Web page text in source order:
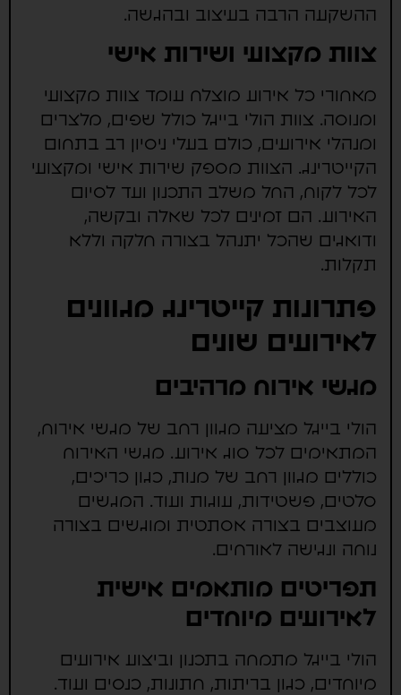
ההשקעה הרבה בעיצוב ובהגשה.
צוות מקצועי ושירות אישי
מאחורי כל אירוע מוצלח עומד צוות מקצועי
ומנוסה. צוות הולי בייגל כולל שפים, מלצרים
ומנהלי אירועים, כולם בעלי ניסיון רב בתחום
הקייטרינג. הצוות מספק שירות אישי ומקצועי
לכל לקוח, החל משלב התכנון ועד לסיום
האירוע. הם זמינים לכל שאלה ובקשה,
ודואגים שהכל יתנהל בצורה חלקה וללא
תקלות.
פתרונות קייטרינג מגוונים
לאירועים שונים
מגשי אירוח מרהיבים
הולי בייגל מציעה מגוון רחב של מגשי אירוח,
המתאימים לכל סוג אירוע. מגשי האירוח
כוללים מגוון רחב של מנות, כגון כריכים,
סלטים, פשטידות, עוגות ועוד. המגשים
מעוצבים בצורה אסתטית ומוגשים בצורה
נוחה ונגישה לאורחים.
תפריטים מותאמים אישית
לאירועים מיוחדים
הולי בייגל מתמחה בתכנון וביצוע אירועים
מיוחדים, כגון בריתות, חתונות, כנסים ועוד.